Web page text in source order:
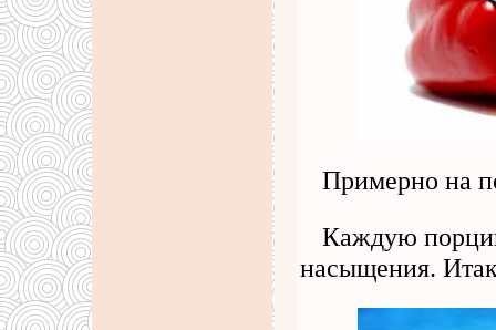
Примерно на
Каждую
насыщения.